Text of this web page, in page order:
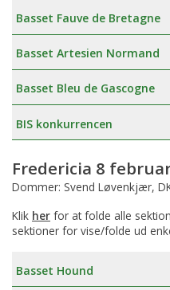
Basset Fauve de Bretagne
Basset Artesien Normand
Basset Bleu de Gascogne
BIS konkurrencen
Fredericia 8
Dommer: Svend Løvenkjær,
Klik her for at folde alle
sektioner for vise/folde ud
Basset Hound